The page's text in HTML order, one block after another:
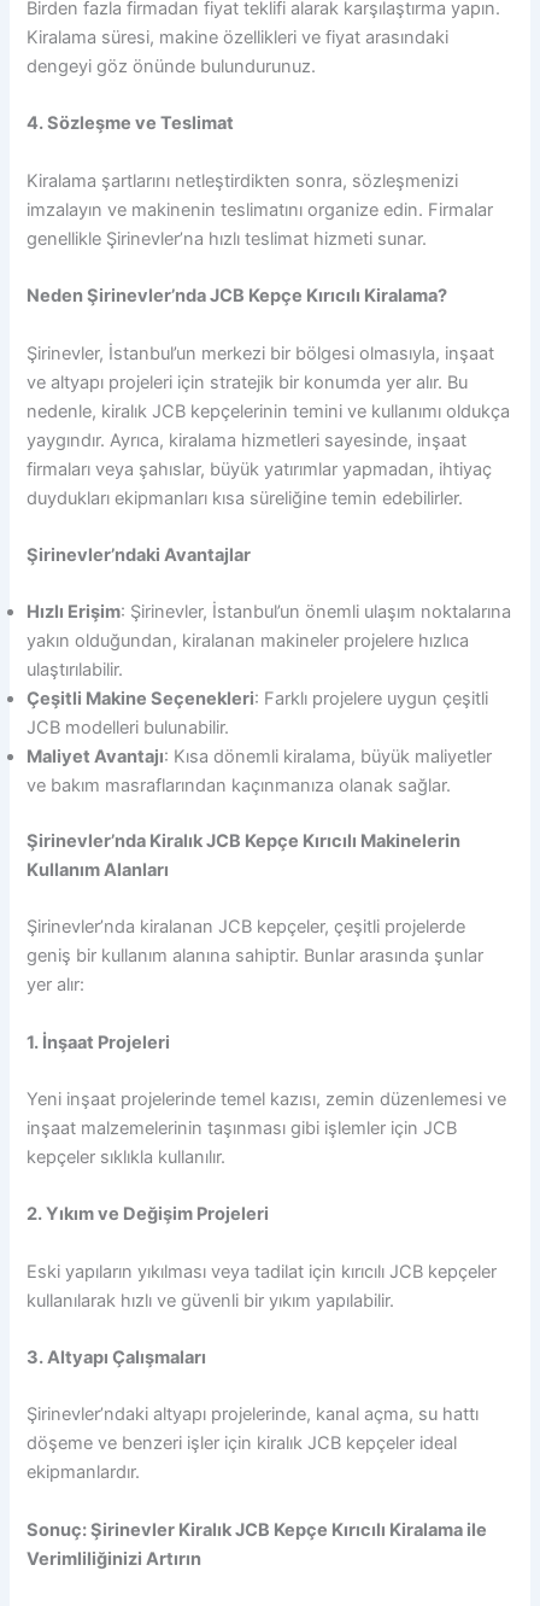
Birden fazla firmadan fiyat teklifi alarak karşılaştırma yapın.
Kiralama süresi, makine özellikleri ve fiyat arasındaki
dengeyi göz önünde bulundurunuz.
4. Sözleşme ve Teslimat
Kiralama şartlarını netleştirdikten sonra, sözleşmenizi
imzalayın ve makinenin teslimatını organize edin. Firmalar
genellikle Şirinevler’na hızlı teslimat hizmeti sunar.
Neden Şirinevler’nda JCB Kepçe Kırıcılı Kiralama?
Şirinevler, İstanbul’un merkezi bir bölgesi olmasıyla, inşaat
ve altyapı projeleri için stratejik bir konumda yer alır. Bu
nedenle, kiralık JCB kepçelerinin temini ve kullanımı oldukça
yaygındır. Ayrıca, kiralama hizmetleri sayesinde, inşaat
firmaları veya şahıslar, büyük yatırımlar yapmadan, ihtiyaç
duydukları ekipmanları kısa süreliğine temin edebilirler.
Şirinevler’ndaki Avantajlar
Hızlı Erişim: Şirinevler, İstanbul’un önemli ulaşım noktalarına
yakın olduğundan, kiralanan makineler projelere hızlıca
ulaştırılabilir.
Çeşitli Makine Seçenekleri: Farklı projelere uygun çeşitli
JCB modelleri bulunabilir.
Maliyet Avantajı: Kısa dönemli kiralama, büyük maliyetler
ve bakım masraflarından kaçınmanıza olanak sağlar.
Şirinevler’nda Kiralık JCB Kepçe Kırıcılı Makinelerin
Kullanım Alanları
Şirinevler’nda kiralanan JCB kepçeler, çeşitli projelerde
geniş bir kullanım alanına sahiptir. Bunlar arasında şunlar
yer alır:
1. İnşaat Projeleri
Yeni inşaat projelerinde temel kazısı, zemin düzenlemesi ve
inşaat malzemelerinin taşınması gibi işlemler için JCB
kepçeler sıklıkla kullanılır.
2. Yıkım ve Değişim Projeleri
Eski yapıların yıkılması veya tadilat için kırıcılı JCB kepçeler
kullanılarak hızlı ve güvenli bir yıkım yapılabilir.
3. Altyapı Çalışmaları
Şirinevler’ndaki altyapı projelerinde, kanal açma, su hattı
döşeme ve benzeri işler için kiralık JCB kepçeler ideal
ekipmanlardır.
Sonuç: Şirinevler Kiralık JCB Kepçe Kırıcılı Kiralama ile
Verimliliğinizi Artırın